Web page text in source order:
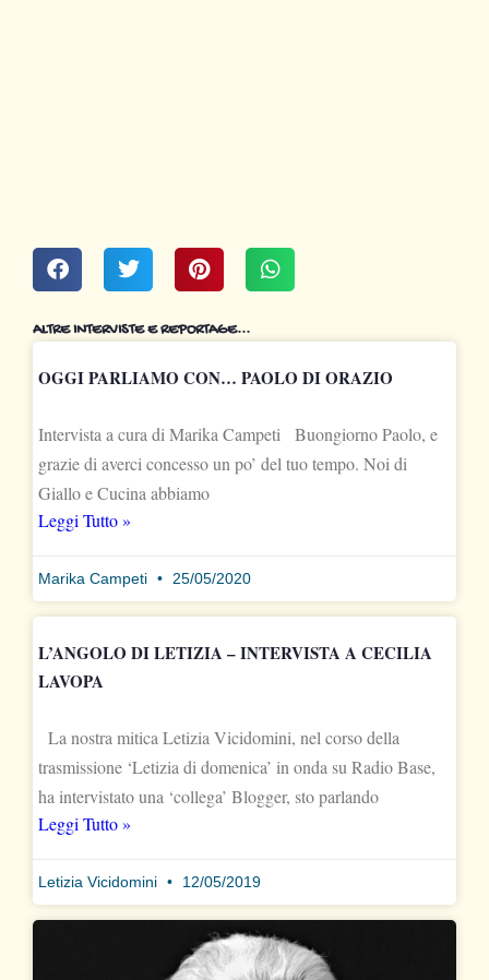
ALTRE INTERVISTE E REPORTAGE...
OGGI PARLIAMO CON… PAOLO DI ORAZIO
Intervista a cura di Marika Campeti Buongiorno Paolo, e
grazie di averci concesso un po’ del tuo tempo. Noi di
Giallo e Cucina abbiamo
Leggi Tutto »
Marika Campeti 25/05/2020
L’ANGOLO DI LETIZIA – INTERVISTA A CECILIA
LAVOPA
La nostra mitica Letizia Vicidomini, nel corso della
trasmissione ‘Letizia di domenica’ in onda su Radio Base,
ha intervistato una ‘collega’ Blogger, sto parlando
Leggi Tutto »
Letizia Vicidomini 12/05/2019